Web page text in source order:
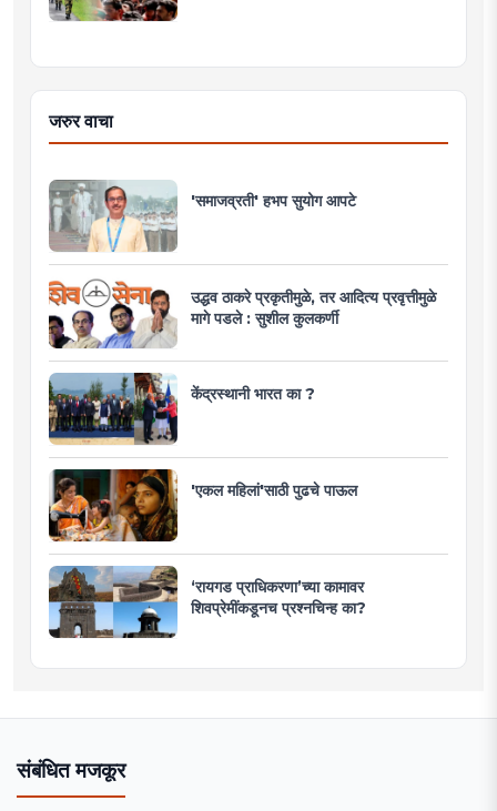
जरुर वाचा
'समाजव्रती' हभप सुयोग आपटे
उद्धव ठाकरे प्रकृतीमुळे, तर आदित्य प्रवृत्तीमुळे
मागे पडले : सुशील कुलकर्णी
केंद्रस्थानी भारत का ?
'एकल महिलां'साठी पुढचे पाऊल
‘रायगड प्राधिकरणा’च्या कामावर
शिवप्रेमींकडूनच प्रश्नचिन्ह का?
संबंधित मजकूर